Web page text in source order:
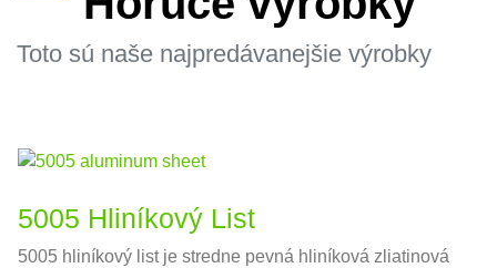
Toto sú naše najpredávanejšie výrobky
5005 Hliníkový List
5005 hliníkový list je stredne pevná hliníková zliatinová